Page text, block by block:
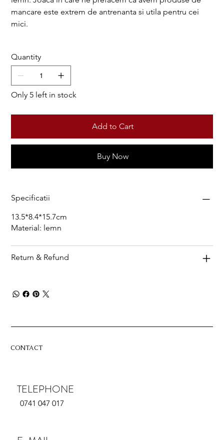
mancare este extrem de antrenanta si utila pentru cei
mici.
Quantity
Only 5 left in stock
Add to Cart
Buy Now
Specificatii
13.5*8.4*15.7cm
Material: lemn
Return & Refund
CONTACT
TELEPHONE
0741 047 017